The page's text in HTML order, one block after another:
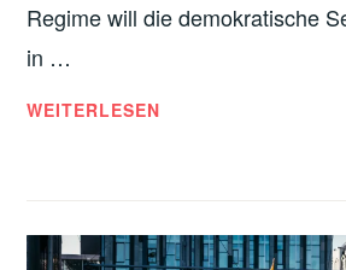
Regime will die demokratische
in …
KRIEG
KURD*INNEN:
WEITERLESEN